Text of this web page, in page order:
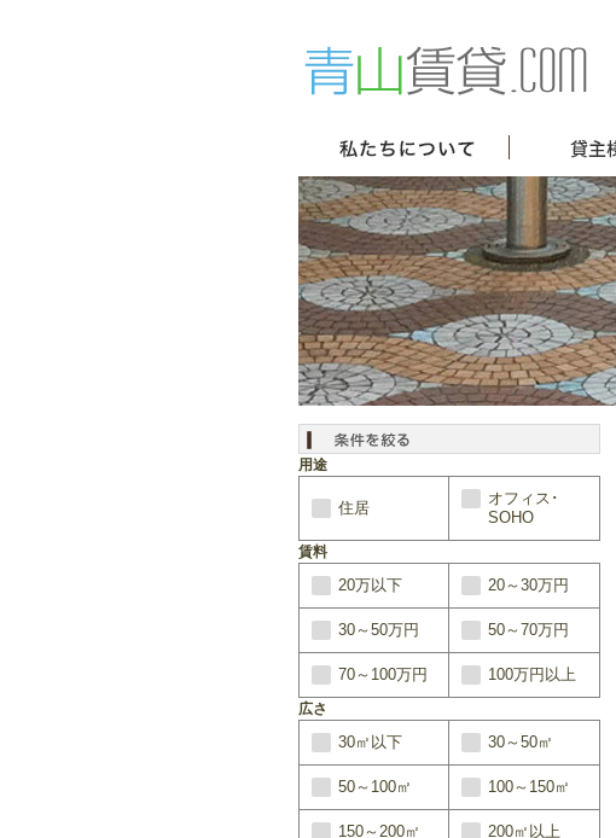
用途
住居
オフィス･
SOHO
賃料
20万以下 20～30万円
30～50万円 50～70万円
70～100万円 100万円以上
広さ
30㎡以下 30～50㎡
50～100㎡ 100～150㎡
150～200㎡ 200㎡以上